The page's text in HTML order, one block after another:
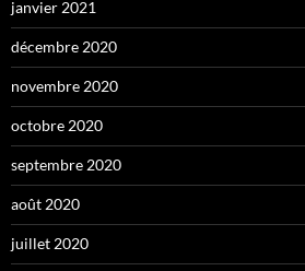
janvier 2021
décembre 2020
novembre 2020
octobre 2020
septembre 2020
août 2020
juillet 2020